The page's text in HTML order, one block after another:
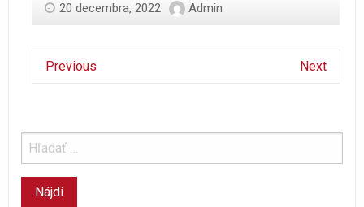
20 decembra, 2022 Admin
Previous Next